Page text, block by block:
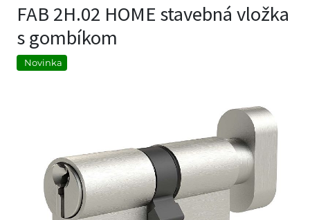
FAB 2H.02 HOME stavebná vložka
s gombíkom
Novinka